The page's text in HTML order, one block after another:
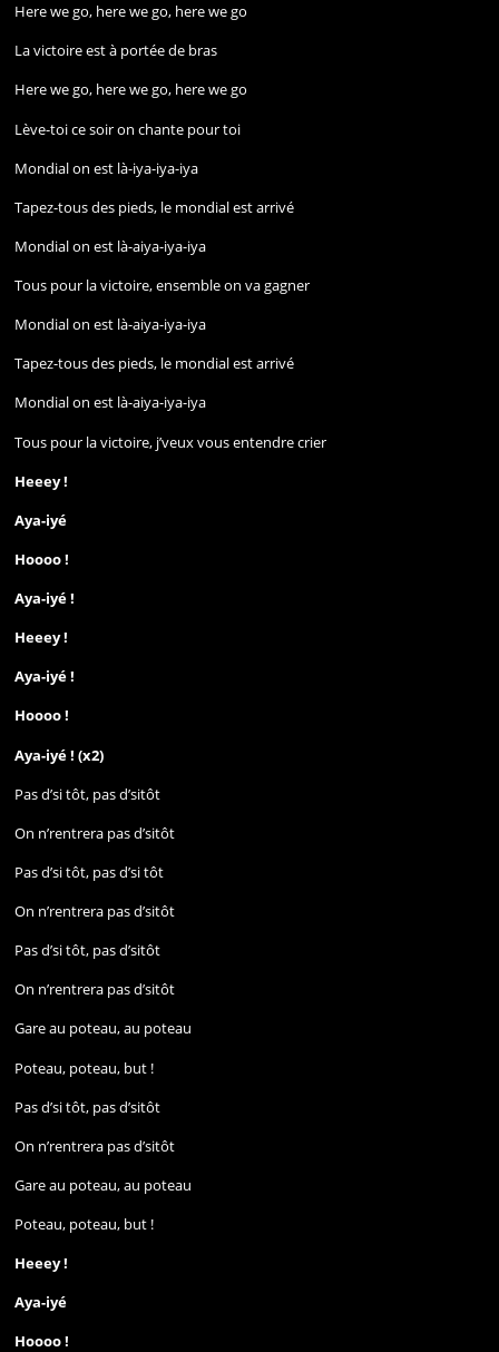
Here we go, here we go, here we go
La victoire est à portée de bras
Here we go, here we go, here we go
Lève-toi ce soir on chante pour toi
Mondial on est là-iya-iya-iya
Tapez-tous des pieds, le mondial est arrivé
Mondial on est là-aiya-iya-iya
Tous pour la victoire, ensemble on va gagner
Mondial on est là-aiya-iya-iya
Tapez-tous des pieds, le mondial est arrivé
Mondial on est là-aiya-iya-iya
Tous pour la victoire, j’veux vous entendre crier
Heeey !
Aya-iyé
Hoooo !
Aya-iyé !
Heeey !
Aya-iyé !
Hoooo !
Aya-iyé ! (x2)
Pas d’si tôt, pas d’sitôt
On n’rentrera pas d’sitôt
Pas d’si tôt, pas d’si tôt
On n’rentrera pas d’sitôt
Pas d’si tôt, pas d’sitôt
On n’rentrera pas d’sitôt
Gare au poteau, au poteau
Poteau, poteau, but !
Pas d’si tôt, pas d’sitôt
On n’rentrera pas d’sitôt
Gare au poteau, au poteau
Poteau, poteau, but !
Heeey !
Aya-iyé
Hoooo !